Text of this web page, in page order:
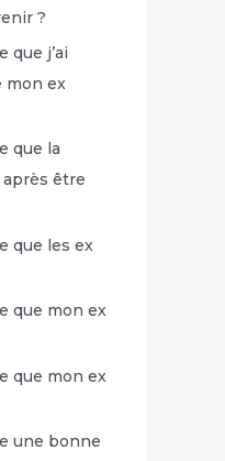
?
que j’ai
mon ex
que la
être
que les ex
que mon ex
que mon ex
une bonne